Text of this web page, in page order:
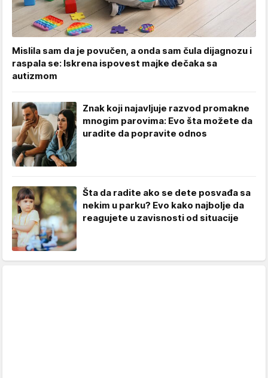
Mislila sam da je povučen, a onda sam čula dijagnozu i
raspala se: Iskrena ispovest majke dečaka sa
autizmom
Znak koji najavljuje razvod promakne
mnogim parovima: Evo šta možete da
uradite da popravite odnos
Šta da radite ako se dete posvađa sa
nekim u parku? Evo kako najbolje da
reagujete u zavisnosti od situacije